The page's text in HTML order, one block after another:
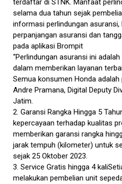
terdaftar di STNK. Manfaat
selama dua tahun sejak
informasi perlindungan asuransi,
perpanjangan asuransi dan
pada aplikasi Brompit
“Perlindungan asuransi ini
dalam memberikan layanan
Semua konsumen Honda
Andre Pramana, Digital Deputy
Jatim.
2. Garansi Rangka Hingga 5
kepercayaan terhadap kualitas
memberikan garansi rangka
jarak tempuh (kilometer) untuk
sejak 25 Oktober 2023.
3. Service Gratis hingga 4
melakukan pembelian unit